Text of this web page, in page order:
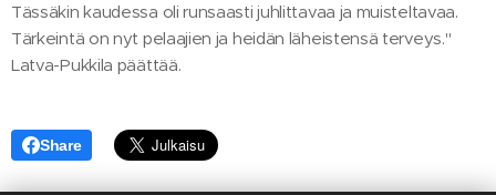
Tässäkin kaudessa oli runsaasti juhlittavaa ja muisteltavaa.
Tärkeintä on nyt pelaajien ja heidän läheistensä terveys."
Latva-Pukkila päättää.
Share